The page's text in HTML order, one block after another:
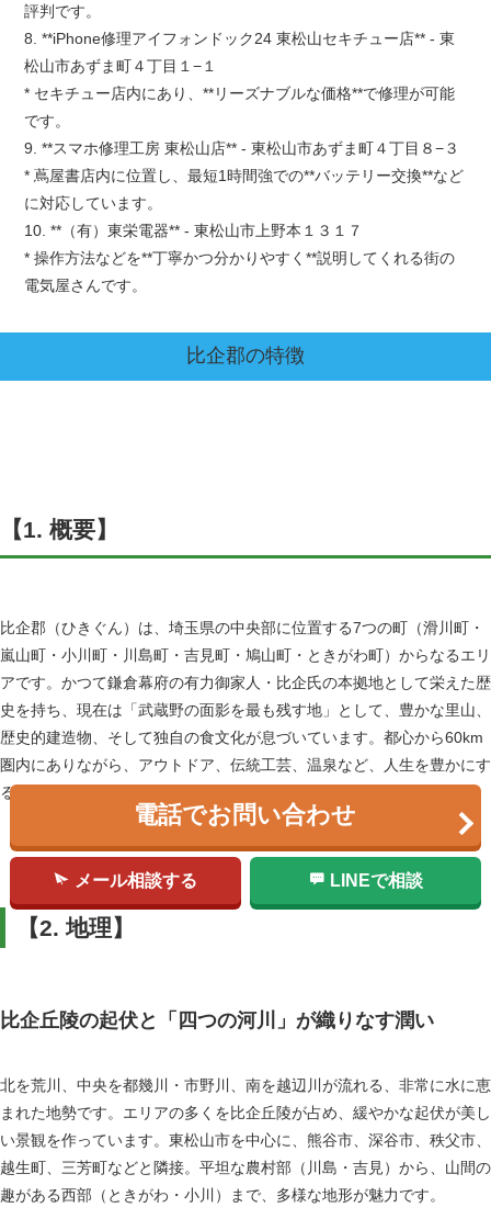
評判です。
8. **iPhone修理アイフォンドック24 東松山セキチュー店** - 東
松山市あずま町４丁目１−１
* セキチュー店内にあり、**リーズナブルな価格**で修理が可能
です。
9. **スマホ修理工房 東松山店** - 東松山市あずま町４丁目８−３
* 蔦屋書店内に位置し、最短1時間強での**バッテリー交換**など
に対応しています。
10. **（有）東栄電器** - 東松山市上野本１３１７
* 操作方法などを**丁寧かつ分かりやすく**説明してくれる街の
電気屋さんです。
比企郡の特徴
【1. 概要】
比企郡（ひきぐん）は、埼玉県の中央部に位置する7つの町（滑川町・
嵐山町・小川町・川島町・吉見町・鳩山町・ときがわ町）からなるエリ
アです。かつて鎌倉幕府の有力御家人・比企氏の本拠地として栄えた歴
史を持ち、現在は「武蔵野の面影を最も残す地」として、豊かな里山、
歴史的建造物、そして独自の食文化が息づいています。都心から60km
圏内にありながら、アウトドア、伝統工芸、温泉など、人生を豊かにす
る要素が凝縮された、埼玉屈指の「スローライフ・ベルト」です。
【2. 地理】
比企丘陵の起伏と「四つの河川」が織りなす潤い
北を荒川、中央を都幾川・市野川、南を越辺川が流れる、非常に水に恵
まれた地勢です。エリアの多くを比企丘陵が占め、緩やかな起伏が美し
い景観を作っています。東松山市を中心に、熊谷市、深谷市、秩父市、
越生町、三芳町などと隣接。平坦な農村部（川島・吉見）から、山間の
趣がある西部（ときがわ・小川）まで、多様な地形が魅力です。
電話でお問い合わせ
メール相談する LINEで相談